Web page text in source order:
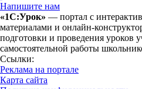
Напишите нам
«1С:Урок» — портал с
материалами и онлайн-
подготовки и проведения уроков
самостоятельной работы
Ссылки:
Реклама на портале
Карта сайта